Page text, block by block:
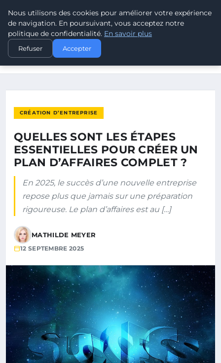
LEAD REVOLUTION
ACCUEIL
CRÉATION D’ENTREPRISE
QUELLES SONT LES ÉTAPES ESSENTIELLES POUR CRÉER UN
CRÉATION D’ENTREPRISE
QUELLES SONT LES ÉTAPES
ESSENTIELLES POUR CRÉER UN
PLAN D’AFFAIRES COMPLET ?
En 2025, le succès d’une nouvelle entreprise
repose plus que jamais sur une préparation
rigoureuse. Le plan d’affaires est au […]
MATHILDE MEYER
12 SEPTEMBRE 2025
Nous utilisons des cookies pour améliorer votre expérience
de navigation. En poursuivant, vous acceptez notre
politique de confidentialité. En savoir plus
Refuser Accepter